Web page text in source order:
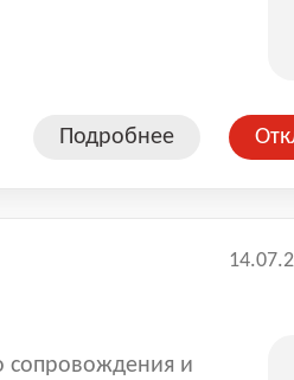
Подробнее
сопровождения и